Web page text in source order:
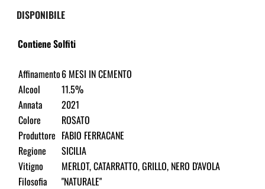
DISPONIBILE
Contiene Solfiti
Affinamento6 MESI IN CEMENTO
Alcool
11.5%
Annata
2021
Colore
ROSATO
Produttore FABIO FERRACANE
Regione
SICILIA
Vitigno
MERLOT, CATARRATTO, GRILLO, NERO D'AVOLA
Filosofia
"NATURALE"